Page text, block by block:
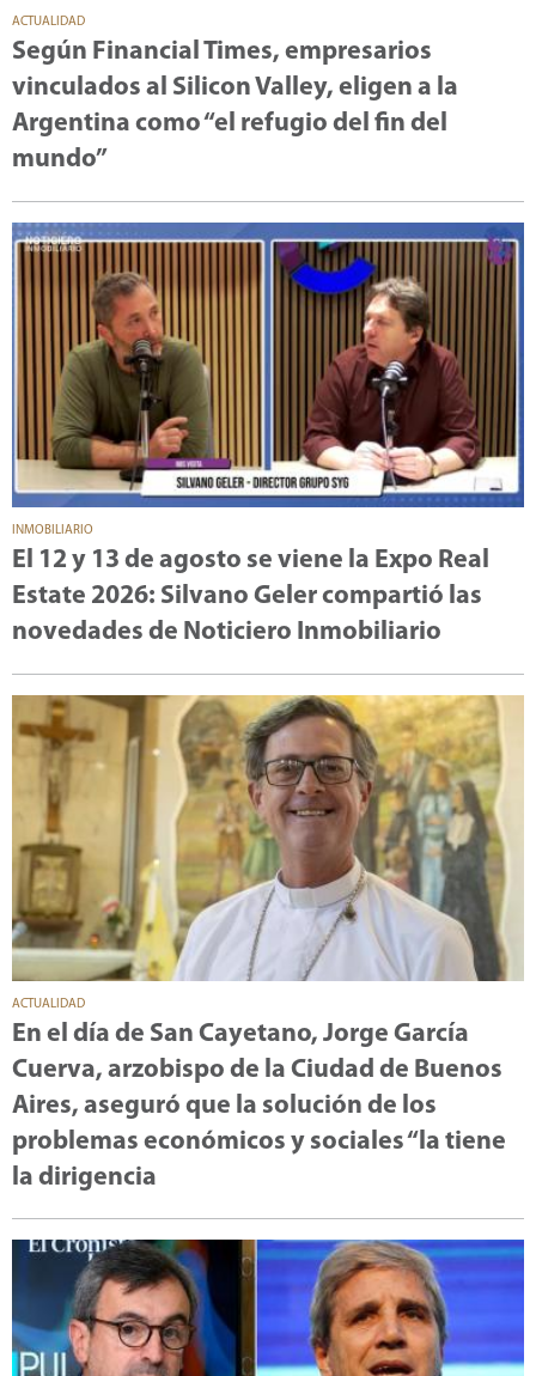
ACTUALIDAD
Según Financial Times, empresarios
vinculados al Silicon Valley, eligen a la
Argentina como “el refugio del fin del
mundo”
INMOBILIARIO
El 12 y 13 de agosto se viene la Expo Real
Estate 2026: Silvano Geler compartió las
novedades de Noticiero Inmobiliario
ACTUALIDAD
En el día de San Cayetano, Jorge García
Cuerva, arzobispo de la Ciudad de Buenos
Aires, aseguró que la solución de los
problemas económicos y sociales “la tiene
la dirigencia